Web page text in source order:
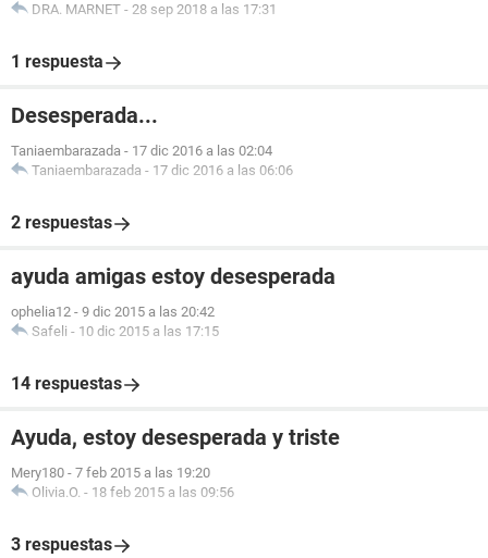
DRA. MARNET - 28 sep 2018 a las 17:31
1 respuesta
Desesperada...
Taniaembarazada - 17 dic 2016 a las 02:04
Taniaembarazada - 17 dic 2016 a las 06:06
2 respuestas
ayuda amigas estoy desesperada
ophelia12 - 9 dic 2015 a las 20:42
Safeli - 10 dic 2015 a las 17:15
14 respuestas
Ayuda, estoy desesperada y triste
Mery180 - 7 feb 2015 a las 19:20
Olivia.O. - 18 feb 2015 a las 09:56
3 respuestas